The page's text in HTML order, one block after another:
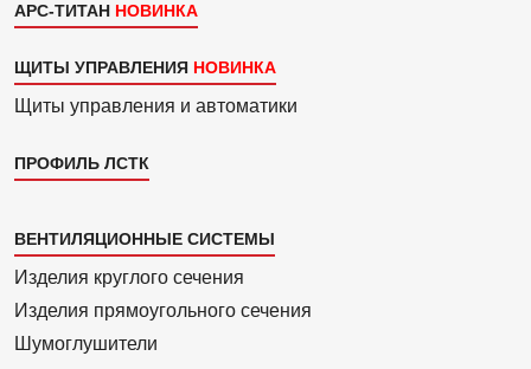
АРС-ТИТАН
ЩИТЫ УПРАВЛЕНИЯ
Щиты управления и автоматики
ПРОФИЛЬ ЛСТК
Каталог
4
ВЕНТИЛЯЦИОННЫЕ СИСТЕМЫ
Изделия круглого сечения
Изделия прямоуголь­ного сечения
Шумоглушители